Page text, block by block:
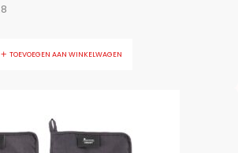
TOEVOEGEN AAN WINKELWAGEN